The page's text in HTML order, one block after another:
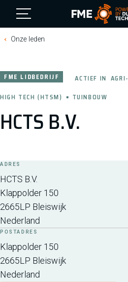
FME Logo, to
Onze leden
HCTS B.V.
FME LIDBEDRIJF ACTIEF IN
HIGH TECH (HTSM)
TUINBOUW
ADRES
HCTS B.V.
Klappolder 150
2665LP Bleiswijk
Nederland
POSTADRES
Klappolder 150
2665LP Bleiswijk
Nederland